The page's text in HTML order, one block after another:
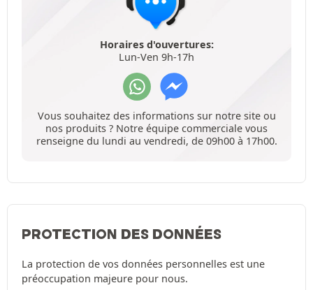
Horaires d'ouvertures:
Lun-Ven 9h-17h
Vous souhaitez des informations sur notre site ou
nos produits ? Notre équipe commerciale vous
renseigne du lundi au vendredi, de 09h00 à 17h00.
PROTECTION DES DONNÉES
La protection de vos données personnelles est une
préoccupation majeure pour nous.